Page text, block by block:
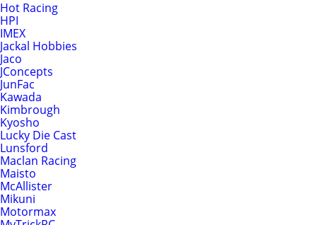
Hot Racing
HPI
IMEX
Jackal Hobbies
Jaco
JConcepts
JunFac
Kawada
Kimbrough
Kyosho
Lucky Die Cast
Lunsford
Maclan Racing
Maisto
McAllister
Mikuni
Motormax